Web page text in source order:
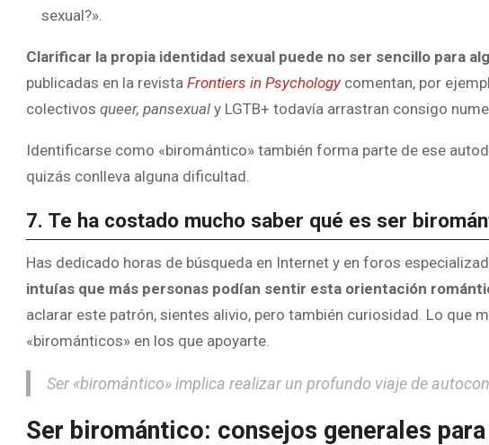
sexual?».
Clarificar la propia identidad sexual puede no ser sencillo para
publicadas en la revista Frontiers in Psychology comentan, por
colectivos queer, pansexual y LGTB+ todavía arrastran consigo
Identificarse como «biromántico» también forma parte de ese
quizás conlleva alguna dificultad.
7. Te ha costado mucho saber qué es ser
Has dedicado horas de búsqueda en Internet y en foros
intuías que más personas podían sentir esta orientación
aclarar este patrón, sientes alivio, pero también curiosidad. Lo que
«birománticos» en los que apoyarte.
Ser «biromántico» implica realizar un profundo viaje de
Ser biromántico: consejos generales